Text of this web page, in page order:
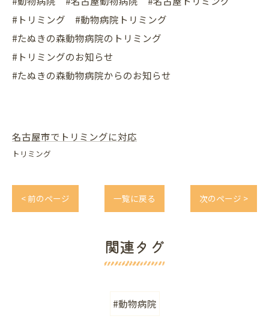
#トリミング #動物病院トリミング
#たぬきの森動物病院のトリミング
#トリミングのお知らせ
#たぬきの森動物病院からのお知らせ
名古屋市でトリミングに対応
トリミング
< 前のページ 一覧に戻る 次のページ >
関連タグ
#動物病院